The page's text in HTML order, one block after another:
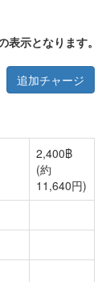
表示となります。
追加チャージ
2,400฿
(約
11,640円)